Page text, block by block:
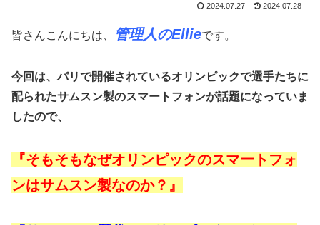
2024.07.27 2024.07.28
皆さんこんにちは、 管理人のEllieです。
今回は、パリで開催されているオリンピックで選手たちに
配られたサムスン製のスマートフォンが話題になっていま
したので、
『そもそもなぜオリンピックのスマートフォ
ンはサムスン製なのか？』